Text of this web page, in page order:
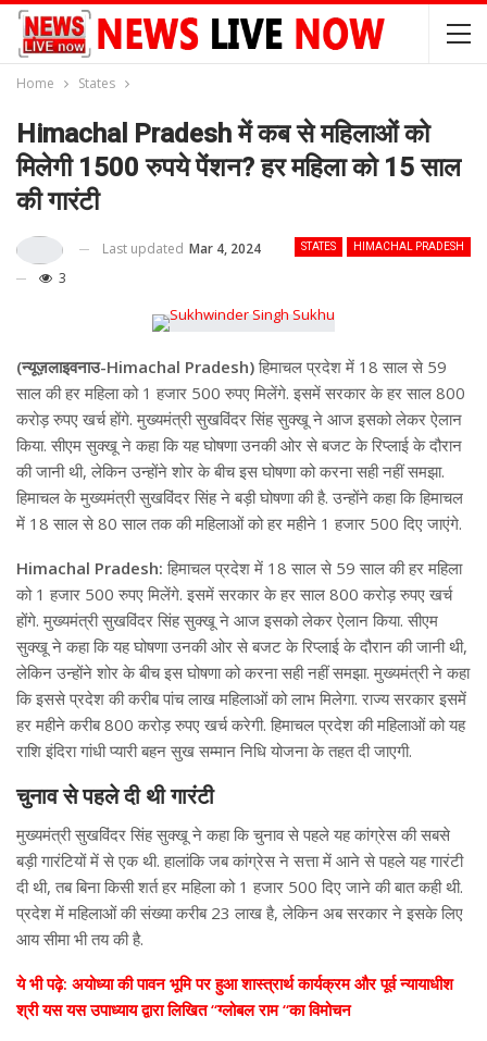
Home States
Himachal Pradesh में कब से महिलाओं को
मिलेगी 1500 रुपये पेंशन? हर महिला को 15 साल
की गारंटी
STATES HIMACHAL PRADESH
Last updated Mar 4, 2024
3
(न्यूज़लाइवनाउ-Himachal Pradesh)हिमाचल प्रदेश में 18 साल से 59
साल की हर महिला को 1 हजार 500 रुपए मिलेंगे. इसमें सरकार के हर साल 800
करोड़ रुपए खर्च होंगे. मुख्यमंत्री सुखविंदर सिंह सुक्खू ने आज इसको लेकर ऐलान
किया. सीएम सुक्खू ने कहा कि यह घोषणा उनकी ओर से बजट के रिप्लाई के दौरान
की जानी थी, लेकिन उन्होंने शोर के बीच इस घोषणा को करना सही नहीं समझा.
हिमाचल के मुख्यमंत्री सुखविंदर सिंह ने बड़ी घोषणा की है. उन्होंने कहा कि हिमाचल
में 18 साल से 80 साल तक की महिलाओं को हर महीने 1 हजार 500 दिए जाएंगे.
Himachal Pradesh: हिमाचल प्रदेश में 18 साल से 59 साल की हर महिला
को 1 हजार 500 रुपए मिलेंगे. इसमें सरकार के हर साल 800 करोड़ रुपए खर्च
होंगे. मुख्यमंत्री सुखविंदर सिंह सुक्खू ने आज इसको लेकर ऐलान किया. सीएम
सुक्खू ने कहा कि यह घोषणा उनकी ओर से बजट के रिप्लाई के दौरान की जानी थी,
लेकिन उन्होंने शोर के बीच इस घोषणा को करना सही नहीं समझा. मुख्यमंत्री ने कहा
कि इससे प्रदेश की करीब पांच लाख महिलाओं को लाभ मिलेगा. राज्य सरकार इसमें
हर महीने करीब 800 करोड़ रुपए खर्च करेगी. हिमाचल प्रदेश की महिलाओं को यह
राशि इंदिरा गांधी प्यारी बहन सुख सम्मान निधि योजना के तहत दी जाएगी.
चुनाव से पहले दी थी गारंटी
मुख्यमंत्री सुखविंदर सिंह सुक्खू ने कहा कि चुनाव से पहले यह कांग्रेस की सबसे
बड़ी गारंटियों में से एक थी. हालांकि जब कांग्रेस ने सत्ता में आने से पहले यह गारंटी
दी थी, तब बिना किसी शर्त हर महिला को 1 हजार 500 दिए जाने की बात कही थी.
प्रदेश में महिलाओं की संख्या करीब 23 लाख है, लेकिन अब सरकार ने इसके लिए
आय सीमा भी तय की है.
ये भी पढ़े: अयोध्या की पावन भूमि पर हुआ शास्त्रार्थ कार्यक्रम और पूर्व न्यायाधीश
श्री यस यस उपाध्याय द्वारा लिखित “ग्लोबल राम “का विमोचन